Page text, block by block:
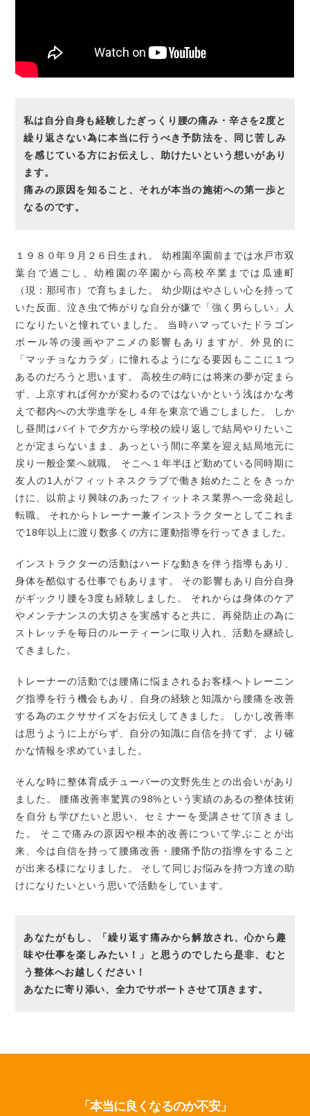
私は自分自身も経験したぎっくり腰の痛み・辛さを2度と
繰り返さない為に本当に行うべき予防法を、同じ苦しみ
を感じている方にお伝えし、助けたいという想いがあり
ます。
痛みの原因を知ること、それが本当の施術への第一歩と
なるのです。
１９８０年９月２６日生まれ。
幼稚園卒園前までは水戸市双
葉台で過ごし、幼稚園の卒園から高校卒業までは瓜連町
（現：那珂市）で育ちました。
幼少期はやさしい心を持って
いた反面、泣き虫で怖がりな自分が嫌で「強く男らしい」人
になりたいと憧れていました。
当時ハマっていたドラゴン
ボール等の漫画やアニメの影響もありますが、外見的に
「マッチョなカラダ」に憧れるようになる要因もここに１つ
あるのだろうと思います。
高校生の時には将来の夢が定まら
ず、上京すれば何かが変わるのではないかという浅はかな考
えで都内への大学進学をし４年を東京で過ごしました。
しか
し昼間はバイトで夕方から学校の繰り返しで結局やりたいこ
とが定まらないまま、あっという間に卒業を迎え結局地元に
戻り一般企業へ就職。
そこへ１年半ほど勤めている同時期に
友人の1人がフィットネスクラブで働き始めたことをきっか
けに、以前より興味のあったフィットネス業界へ一念発起し
転職。
それからトレーナー兼インストラクターとしてこれま
で18年以上に渡り数多くの方に運動指導を行ってきました。
インストラクターの活動はハードな動きを伴う指導もあり、
身体を酷似する仕事でもあります。
その影響もあり自分自身
がギックリ腰を3度も経験しました。
それからは身体のケア
やメンテナンスの大切さを実感すると共に、再発防止の為に
ストレッチを毎日のルーティーンに取り入れ、活動を継続し
てきました。
トレーナーの活動では腰痛に悩まされるお客様へトレーニン
グ指導を行う機会もあり、自身の経験と知識から腰痛を改善
する為のエクササイズをお伝えしてきました。
しかし改善率
は思うように上がらず、自分の知識に自信を持てず、より確
かな情報を求めていました。
そんな時に整体育成チューバーの文野先生との出会いがあり
ました。
腰痛改善率驚異の98%という実績のあるの整体技術
を自分も学びたいと思い、セミナーを受講させて頂きまし
た。
そこで痛みの原因や根本的改善について学ぶことが出
来、今は自信を持って腰痛改善・腰痛予防の指導をすること
が出来る様になりました。
そして同じお悩みを持つ方達の助
けになりたいという思いで活動をしています。
あなたがもし、「繰り返す痛みから解放され、心から趣
味や仕事を楽しみたい！」と思うのでしたら是非、むと
う整体へお越しください！
あなたに寄り添い、全力でサポートさせて頂きます。
「本当に良くなるのか不安」